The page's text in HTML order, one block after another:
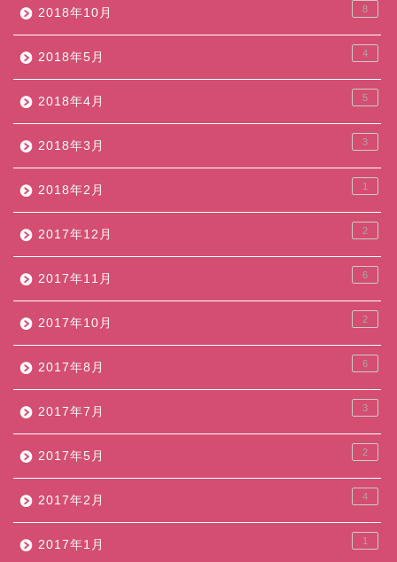
2018年10月 8
2018年5月 4
2018年4月 5
2018年3月 3
2018年2月 1
2017年12月 2
2017年11月 6
2017年10月 2
2017年8月 6
2017年7月 3
2017年5月 2
2017年2月 4
2017年1月 1